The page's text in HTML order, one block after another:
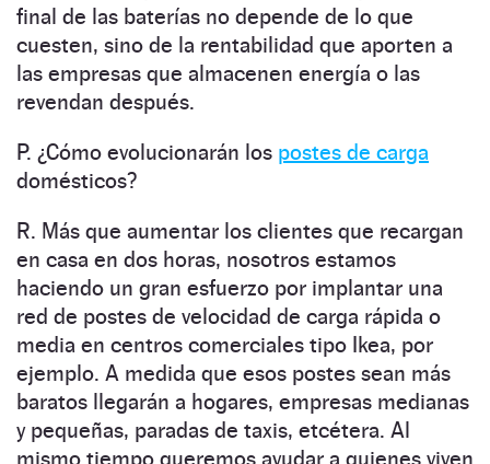
final de las baterías no depende de lo que
cuesten, sino de la rentabilidad que aporten a
las empresas que almacenen energía o las
revendan después.
P. ¿Cómo evolucionarán los postes de carga
domésticos?
R. Más que aumentar los clientes que recargan
en casa en dos horas, nosotros estamos
haciendo un gran esfuerzo por implantar una
red de postes de velocidad de carga rápida o
media en centros comerciales tipo Ikea, por
ejemplo. A medida que esos postes sean más
baratos llegarán a hogares, empresas medianas
y pequeñas, paradas de taxis, etcétera. Al
mismo tiempo queremos ayudar a quienes viven